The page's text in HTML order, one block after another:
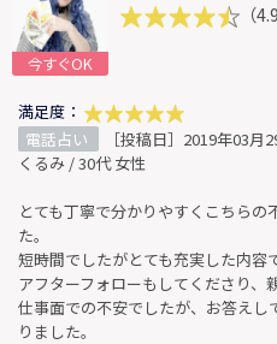
今すぐOK
（
満足度：
電話占い
［投稿日］2019年03月
くるみ / 30代 女性
とても丁寧で分かりやすくこちら
た。
短時間でしたがとても充実した内容
アフターフォローもしてくださり、
仕事面での不安でしたが、お答え
りました。